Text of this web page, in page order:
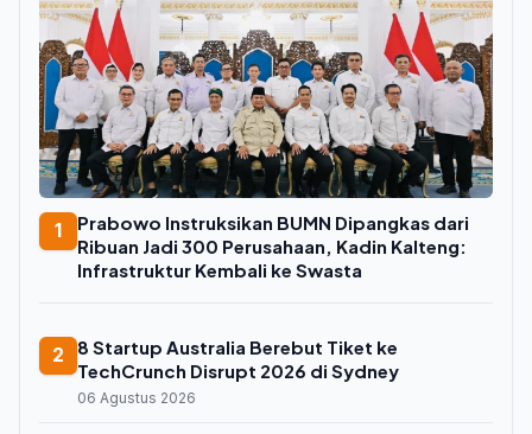
1
Prabowo Instruksikan BUMN Dipangkas dari
Ribuan Jadi 300 Perusahaan, Kadin Kalteng:
Infrastruktur Kembali ke Swasta
2
8 Startup Australia Berebut Tiket ke
TechCrunch Disrupt 2026 di Sydney
06 Agustus 2026